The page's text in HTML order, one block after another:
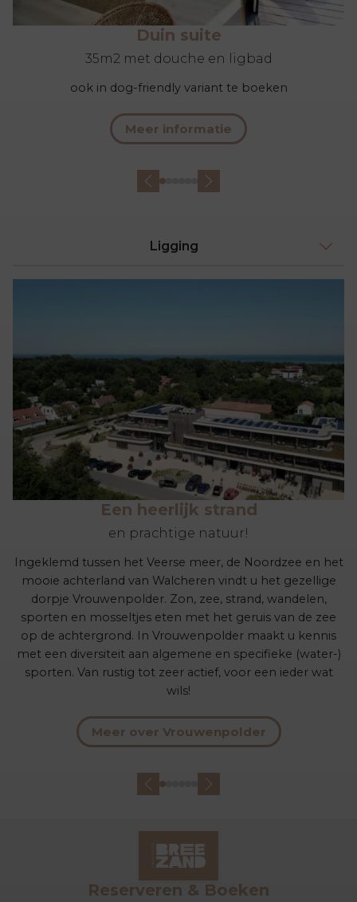
Duin suite
35m2 met douche en ligbad
ook in dog-friendly variant te boeken
Meer informatie
Ligging
Een heerlijk strand
en prachtige natuur!
Ingeklemd tussen het Veerse meer, de Noordzee en het
mooie achterland van Walcheren vindt u het gezellige
dorpje Vrouwenpolder. Zon, zee, strand, wandelen,
sporten en mosseltjes eten met het geruis van de zee
op de achtergrond. In Vrouwenpolder maakt u kennis
met een diversiteit aan algemene en specifieke (water-)
sporten. Van rustig tot zeer actief, voor een ieder wat
wils!
Meer over Vrouwenpolder
Reserveren & Boeken